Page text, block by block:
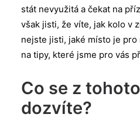
stát nevyužitá a čekat na
však jisti, že víte, jak kolo v
nejste jisti, jaké místo je
na tipy, které jsme pro vás
Co se z
dozvíte?